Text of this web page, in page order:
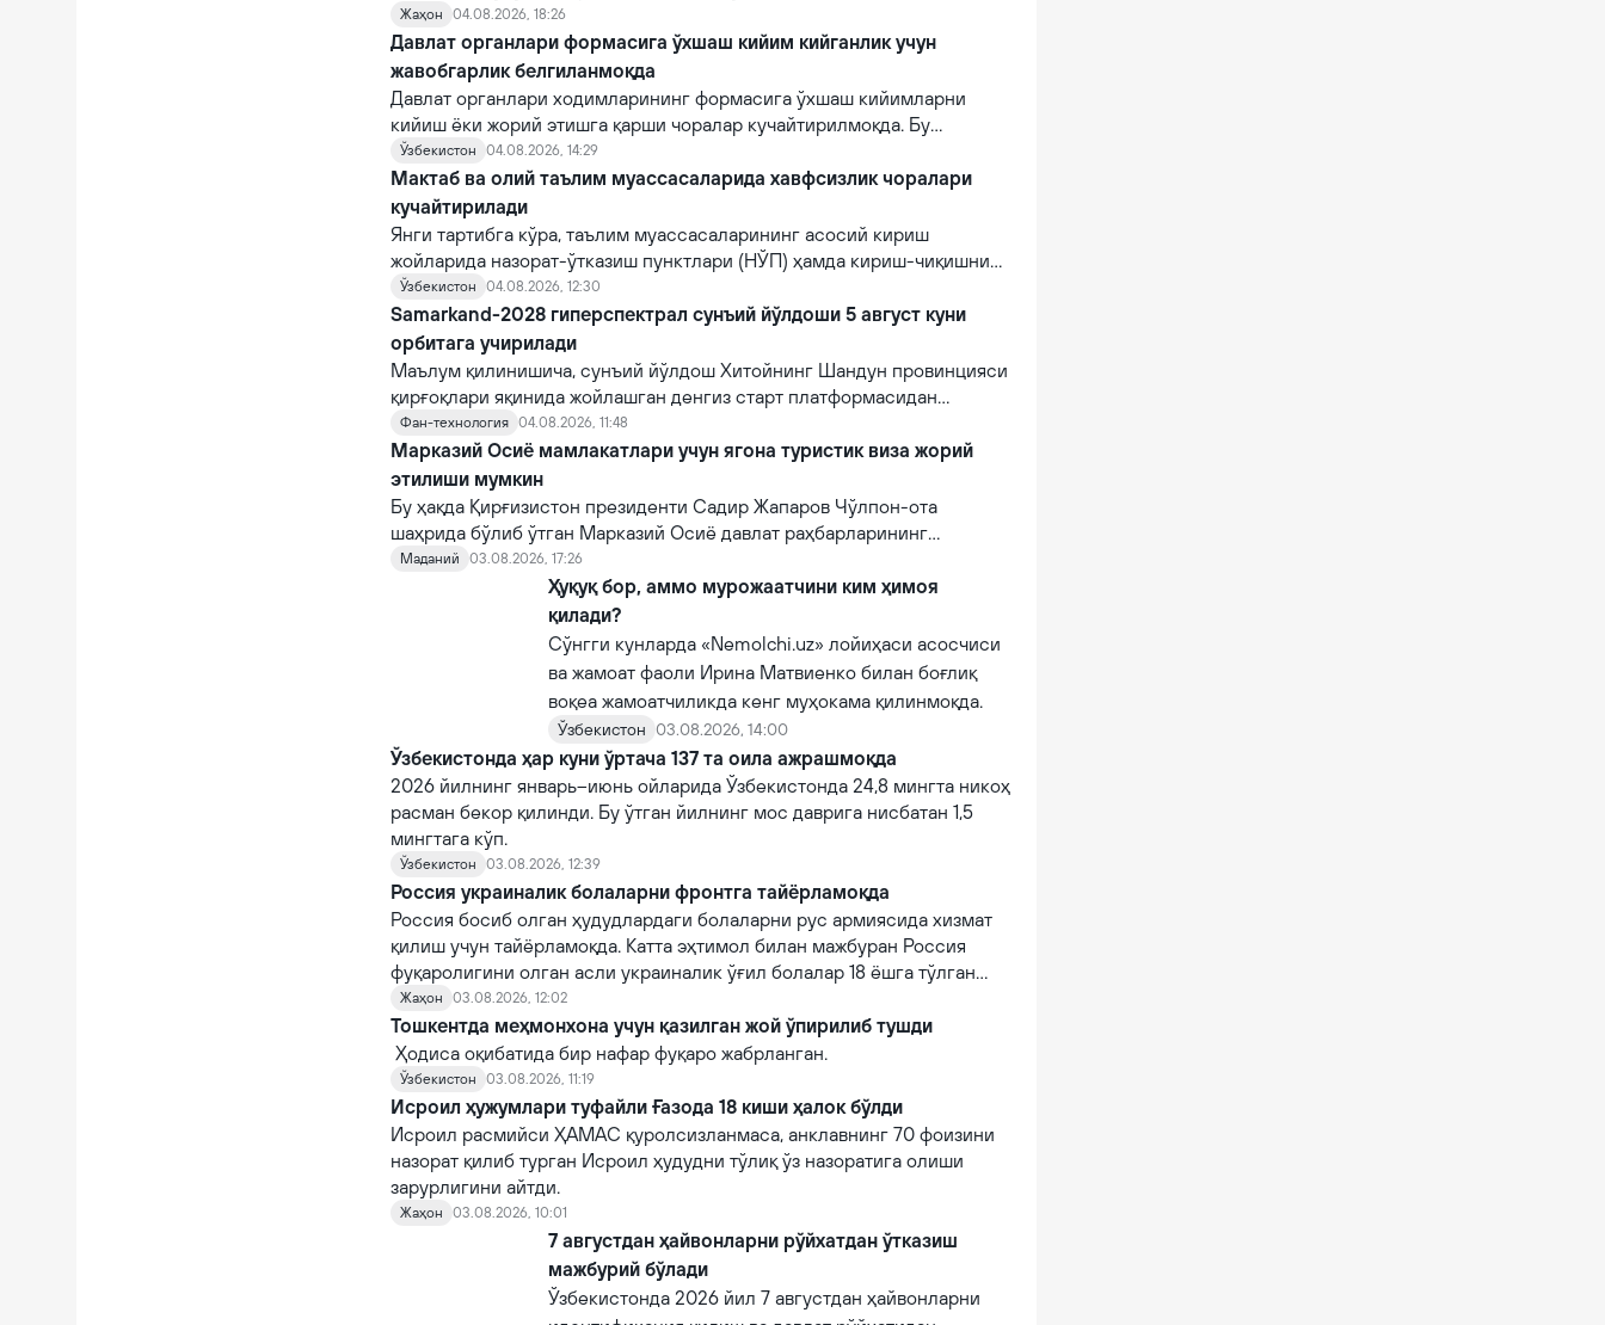
Жаҳон 04.08.2026, 18:26
Давлат органлари формасига ўхшаш кийим кийганлик учун
жавобгарлик белгиланмоқда
Давлат органлари ходимларининг формасига ўхшаш кийимларни
кийиш ёки жорий этишга қарши чоралар кучайтирилмоқда. Бу
фуқароларни чалғитиш ва давлат органлари номидан ишончнинг
суиистеъмол қилинишини олдини олишга қаратилган.
Ўзбекистон 04.08.2026, 14:29
Мактаб ва олий таълим муассасаларида хавфсизлик чоралари
кучайтирилади
Янги тартибга кўра, таълим муассасаларининг асосий кириш
жойларида назорат-ўтказиш пунктлари (НЎП) ҳамда кириш-чиқишни
назорат қилувчи электрон тизимлар ўрнатилади.
Ўзбекистон 04.08.2026, 12:30
Samarkand-2028 гиперспектрал сунъий йўлдоши 5 август куни
орбитага учирилади
Маълум қилинишича, сунъий йўлдош Хитойнинг Шандун провинцияси
қирғоқлари яқинида жойлашган денгиз старт платформасидан
STAR.VISION компанияси томонидан Lampung-1 йўлдоши билан бирга
фазога учирилади.
Фан-технология 04.08.2026, 11:48
Марказий Осиё мамлакатлари учун ягона туристик виза жорий
этилиши мумкин
Бу ҳақда Қирғизистон президенти Садир Жапаров Чўлпон-ота
шаҳрида бўлиб ўтган Марказий Осиё давлат раҳбарларининг
норасмий учрашувида маълум қилди.
Маданий 03.08.2026, 17:26
Ҳуқуқ бор, аммо мурожаатчини ким ҳимоя
қилади?
Сўнгги кунларда «Nemolchi.uz» лойиҳаси асосчиси
ва жамоат фаоли Ирина Матвиенко билан боғлиқ
воқеа жамоатчиликда кенг муҳокама қилинмоқда.
Ўзбекистон 03.08.2026, 14:00
Ўзбекистонда ҳар куни ўртача 137 та оила ажрашмоқда
2026 йилнинг январь–июнь ойларида Ўзбекистонда 24,8 мингта никоҳ
расман бекор қилинди. Бу ўтган йилнинг мос даврига нисбатан 1,5
мингтага кўп.
Ўзбекистон 03.08.2026, 12:39
Россия украиналик болаларни фронтга тайёрламоқда
Россия босиб олган ҳудудлардаги болаларни рус армиясида хизмат
қилиш учун тайёрламоқда. Катта эҳтимол билан мажбуран Россия
фуқаролигини олган асли украиналик ўғил болалар 18 ёшга тўлган
заҳоти ҳарбий хизматга чақирилади.
Жаҳон 03.08.2026, 12:02
Тошкентда меҳмонхона учун қазилган жой ўпирилиб тушди
Ҳодиса оқибатида бир нафар фуқаро жабрланган.
Ўзбекистон 03.08.2026, 11:19
Исроил ҳужумлари туфайли Ғазода 18 киши ҳалок бўлди
Исроил расмийси ҲАМАС қуролсизланмаса, анклавнинг 70 фоизини
назорат қилиб турган Исроил ҳудудни тўлиқ ўз назоратига олиши
зарурлигини айтди.
Жаҳон 03.08.2026, 10:01
7 августдан ҳайвонларни рўйхатдан ўтказиш
мажбурий бўлади
Ўзбекистонда 2026 йил 7 августдан ҳайвонларни